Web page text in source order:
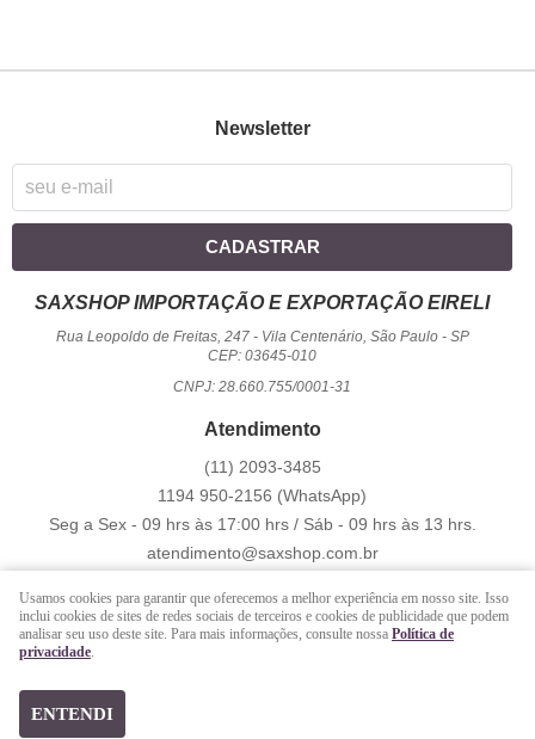
Newsletter
CADASTRAR
SAXSHOP IMPORTAÇÃO E EXPORTAÇÃO EIRELI
Rua Leopoldo de Freitas, 247- Vila Centenário, São Paulo- SP
CEP: 03645-010
CNPJ: 28.660.755/0001-31
Atendimento
(11) 2093-3485
1194 950-2156 (WhatsApp)
Seg a Sex - 09 hrs às 17:00 hrs / Sáb - 09 hrs às 13 hrs.
atendimento@saxshop.com.br
LOJA VIRTUAL CRIADA POR
Usamos cookies para garantir que oferecemos a melhor experiência em nosso site. Isso
inclui cookies de sites de redes sociais de terceiros e cookies de publicidade que podem
analisar seu uso deste site. Para mais informações, consulte nossa Política de
privacidade.
ENTENDI
https://www.saxshop.com.br/file/exportacao/xml-shopback-.xml